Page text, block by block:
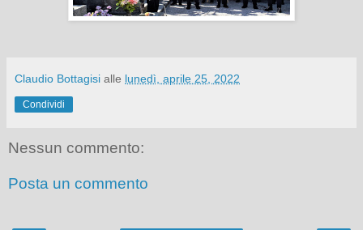
Claudio Bottagisi alle lunedì, aprile 25, 2022
Condividi
Nessun commento:
Posta un commento